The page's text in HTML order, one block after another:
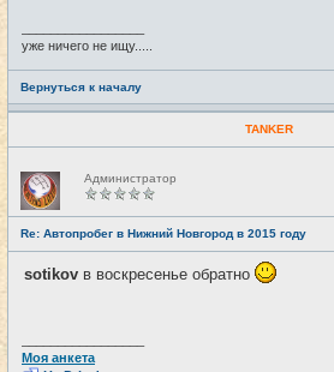
уже ничего не ищу.....
Вернуться к началу
TANKER
Н
е
в
с
е
т
и
Администратор
Re: Автопробег в Нижний Новгород в 2015 году
sotikov в воскресенье обратно
Моя анкета